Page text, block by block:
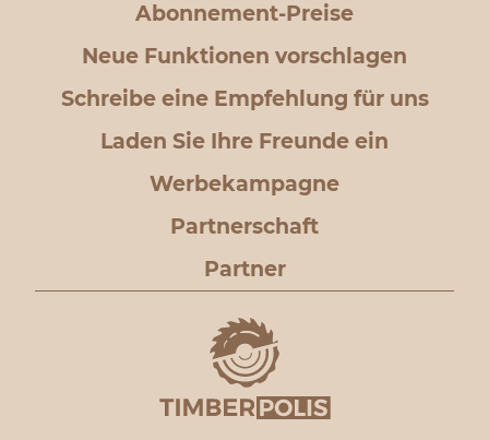
Abonnement-Preise
Neue Funktionen vorschlagen
Schreibe eine Empfehlung für uns
Laden Sie Ihre Freunde ein
Werbekampagne
Partnerschaft
Partner